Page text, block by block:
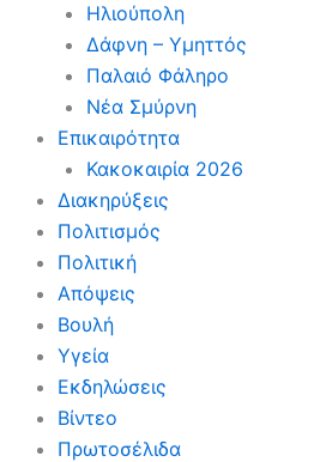
Ηλιούπολη
Δάφνη – Υμηττός
Παλαιό Φάληρο
Νέα Σμύρνη
Επικαιρότητα
Κακοκαιρία 2026
Διακηρύξεις
Πολιτισμός
Πολιτική
Απόψεις
Βουλή
Υγεία
Εκδηλώσεις
Βίντεο
Πρωτοσέλιδα